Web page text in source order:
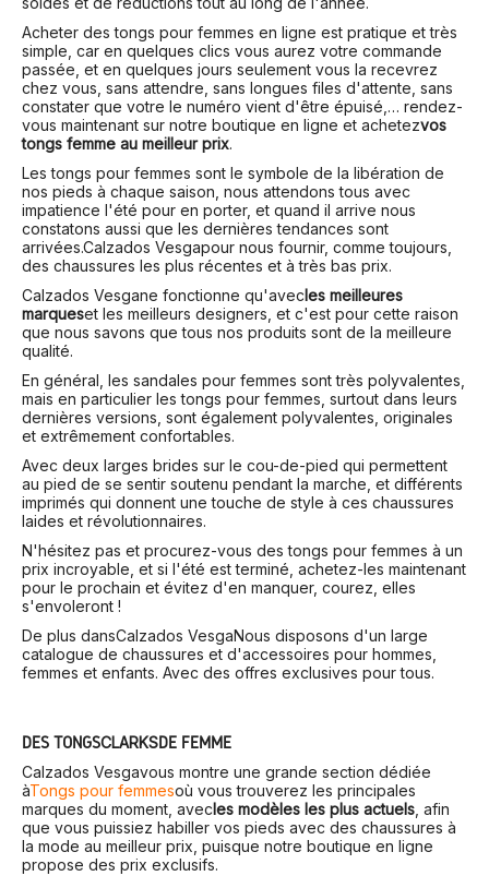
Acheter des tongs pour femmes en ligne est pratique et très
simple, car en quelques clics vous aurez votre commande
passée, et en quelques jours seulement vous la recevrez
chez vous, sans attendre, sans longues files d'attente, sans
constater que votre le numéro vient d'être épuisé,… rendez-
vous maintenant sur notre boutique en ligne et achetezvos
tongs femme au meilleur prix.
Les tongs pour femmes sont le symbole de la libération de
nos pieds à chaque saison, nous attendons tous avec
impatience l'été pour en porter, et quand il arrive nous
constatons aussi que les dernières tendances sont
arrivées.Calzados Vesgapour nous fournir, comme toujours,
des chaussures les plus récentes et à très bas prix.
Calzados Vesgane fonctionne qu'avecles meilleures
marqueset les meilleurs designers, et c'est pour cette raison
que nous savons que tous nos produits sont de la meilleure
qualité.
En général, les sandales pour femmes sont très polyvalentes,
mais en particulier les tongs pour femmes, surtout dans leurs
dernières versions, sont également polyvalentes, originales
et extrêmement confortables.
Avec deux larges brides sur le cou-de-pied qui permettent
au pied de se sentir soutenu pendant la marche, et différents
imprimés qui donnent une touche de style à ces chaussures
laides et révolutionnaires.
N'hésitez pas et procurez-vous des tongs pour femmes à un
prix incroyable, et si l'été est terminé, achetez-les maintenant
pour le prochain et évitez d'en manquer, courez, elles
s'envoleront !
De plus dansCalzados VesgaNous disposons d'un large
catalogue de chaussures et d'accessoires pour hommes,
femmes et enfants. Avec des offres exclusives pour tous.
DES TONGSCLARKSDE FEMME
Calzados Vesgavous montre une grande section dédiée
àTongs pour femmesoù vous trouverez les principales
marques du moment, avecles modèles les plus actuels, afin
que vous puissiez habiller vos pieds avec des chaussures à
la mode au meilleur prix, puisque notre boutique en ligne
propose des prix exclusifs.